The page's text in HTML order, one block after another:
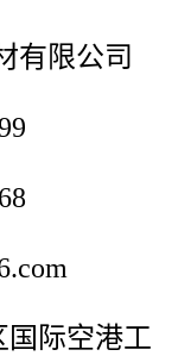
有限公司
际空港工